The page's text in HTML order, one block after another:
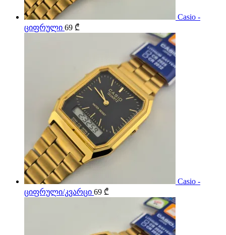
Casio -
ციფრული 69 ₾
Casio -
ციფრული/კვარცი 69 ₾